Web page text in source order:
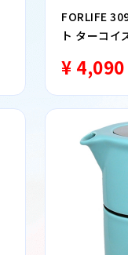
FORLIFE
ト ターコイ
¥ 4,090